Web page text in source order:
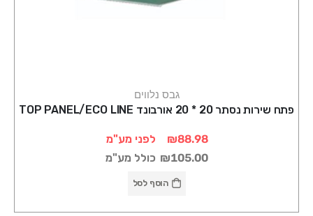
גבס נלווים
פתח שירות נסתר 20 * 20 אורבונד TOP PANEL/ECO LINE
₪88.98
לפני מע"מ
₪105.00 כולל מע"מ
הוסף לסל